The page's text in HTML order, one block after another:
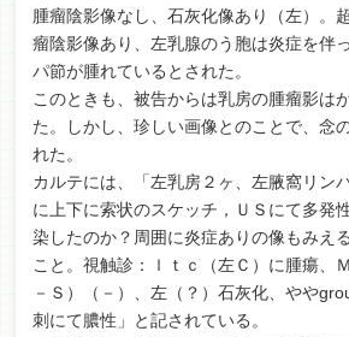
腫瘤陰影像なし、石灰化像あり（左）。
瘤陰影像あり、左乳腺のう胞は炎症を伴
パ節が腫れているとされた。
このときも、被告からは乳房の腫瘤影は
た。しかし、珍しい画像とのことで、念
れた。
カルテには、「左乳房２ヶ、左腋窩リン
に上下に索状のスケッチ，ＵＳにて多発
染したのか？周囲に炎症ありの像もみえ
こと。視触診：ｌｔｃ（左Ｃ）に腫瘍、
－Ｓ）（－）、左（？）石灰化、やや
刺にて膿性」と記されている。